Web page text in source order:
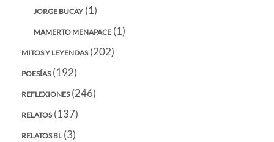
JORGE BUCAY (1)
MAMERTO MENAPACE (1)
MITOS Y LEYENDAS(202)
POESÍAS(192)
REFLEXIONES(246)
RELATOS(137)
RELATOS BL(3)